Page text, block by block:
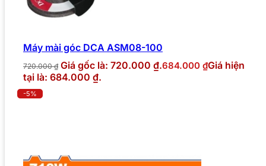
Máy mài góc DCA ASM08-100
720.000₫ Giá gốc là: 720.000 ₫.684.000 ₫Giá hiện
tại là: 684.000 ₫.
-5%